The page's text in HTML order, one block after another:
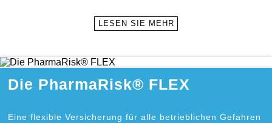
LESEN SIE MEHR
Die PharmaRisk® FLEX
Eine flexible Versicherung für alle betrieblichen Gefahren